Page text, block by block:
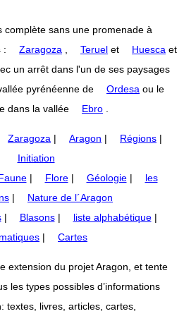
complète sans une promenade à
:
Zaragoza Teruel et Huesca et
un arrêt dans l'un de ses paysages
pyrénéenne de
Ordesa ou le
dans la vallée Ebro
Zaragoza | Aragon | Régions |
Initiation
| Flore| Géologie|
les
|
Nature de l´Aragon
| Blasons| liste alphabétique|
| Cartes
extension du projet Aragon, et tente
les types possibles d’informations
textes, livres, articles, cartes,